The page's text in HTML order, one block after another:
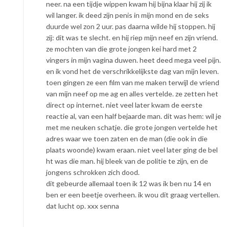
neer. na een tijdje wippen kwam hij bijna klaar hij zij ik
wil langer. ik deed zijn penis in mijn mond en de seks
duurde wel zon 2 uur. pas daarna wilde hij stoppen. hij
zij: dit was te slecht. en hij riep mijn neef en zijn vriend.
ze mochten van die grote jongen kei hard met 2
vingers in mijn vagina duwen. heet deed mega veel pijn.
en ik vond het de verschrikkelijkste dag van mijn leven.
toen gingen ze een film van me maken terwijl de vriend
van mijn neef op me ag en alles vertelde. ze zetten het
direct op internet. niet veel later kwam de eerste
reactie al, van een half bejaarde man. dit was hem: wil je
met me neuken schatje. die grote jongen vertelde het
adres waar we toen zaten en de man (die ook in die
plaats woonde) kwam eraan. niet veel later ging de bel
ht was die man. hij bleek van de politie te zijn, en de
jongens schrokken zich dood.
dit gebeurde allemaal toen ik 12 was ik ben nu 14 en
ben er een beetje overheen. ik wou dit graag vertellen.
dat lucht op. xxx senna